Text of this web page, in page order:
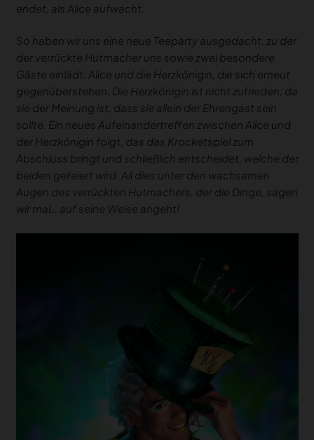
endet, als Alice aufwacht.
So haben wir uns eine neue Teeparty ausgedacht, zu der
der verrückte Hutmacher uns sowie zwei besondere
Gäste einlädt: Alice und die Herzkönigin, die sich erneut
gegenüberstehen. Die Herzkönigin ist nicht zufrieden, da
sie der Meinung ist, dass sie allein der Ehrengast sein
sollte. Ein neues Aufeinandertreffen zwischen Alice und
der Herzkönigin folgt, das das Krocketspiel zum
Abschluss bringt und schließlich entscheidet, welche der
beiden gefeiert wird. All dies unter den wachsamen
Augen des verrückten Hutmachers, der die Dinge, sagen
wir mal… auf seine Weise angeht!